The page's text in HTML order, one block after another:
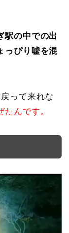
駅の中での出
っぴり嘘を混
って来れな
んです。